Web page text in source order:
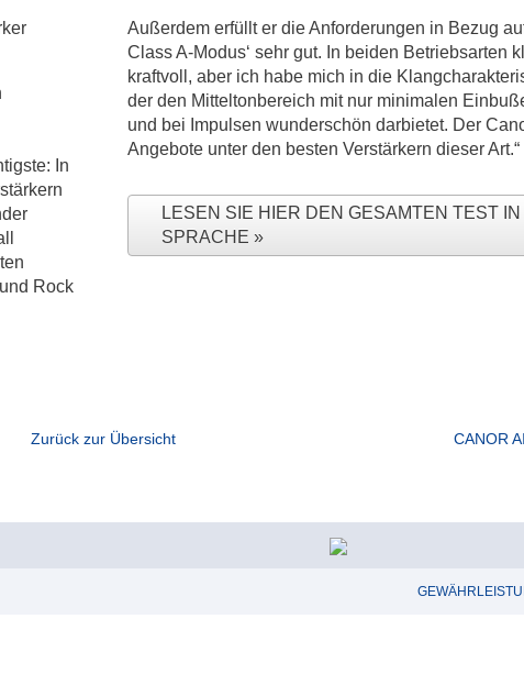
In
Rock
Außerdem erfüllt er die Anforderungen in Bezug
Class A-Modus‘ sehr gut. In beiden Betriebsarten
kraftvoll, aber ich habe mich in die
der den Mitteltonbereich mit nur minimalen
und bei Impulsen wunderschön darbietet. Der
Angebote unter den besten Verstärkern dieser Art.“
LESEN SIE HIER DEN GESAMTEN TEST
SPRACHE
Zurück zur Übersicht
CANOR